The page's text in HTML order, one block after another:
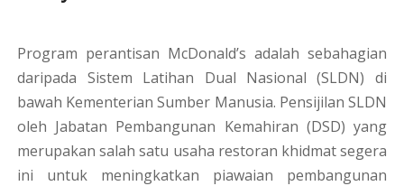
Program perantisan McDonald’s adalah sebahagian
daripada Sistem Latihan Dual Nasional (SLDN) di
bawah Kementerian Sumber Manusia. Pensijilan SLDN
oleh Jabatan Pembangunan Kemahiran (DSD) yang
merupakan salah satu usaha restoran khidmat segera
ini untuk meningkatkan piawaian pembangunan